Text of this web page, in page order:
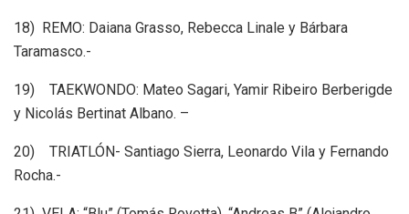
18) REMO: Daiana Grasso, Rebecca Linale y Bárbara
Taramasco.-
19) TAEKWONDO: Mateo Sagari, Yamir Ribeiro Berberigde
y Nicolás Bertinat Albano. –
20) TRIATLÓN- Santiago Sierra, Leonardo Vila y Fernando
Rocha.-